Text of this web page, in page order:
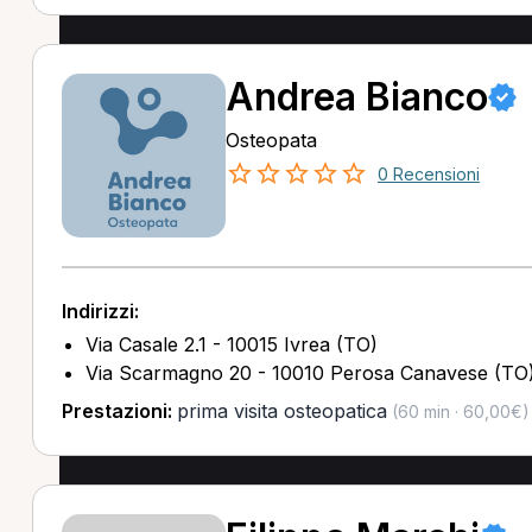
Andrea Bianco
Osteopata
0 Recensioni
Indirizzi:
Via Casale 2.1 - 10015 Ivrea (TO)
Via Scarmagno 20 - 10010 Perosa Canavese
Prestazioni: prima visita osteopatica(60 min · 60,00€)